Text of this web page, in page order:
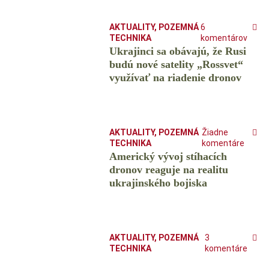
AKTUALITY, POZEMNÁ
TECHNIKA
6
komentárov
Ukrajinci sa obávajú, že Rusi
budú nové satelity „Rossvet“
využívať na riadenie dronov
AKTUALITY, POZEMNÁ
TECHNIKA
Žiadne
komentáre
Americký vývoj stíhacích
dronov reaguje na realitu
ukrajinského bojiska
AKTUALITY, POZEMNÁ
TECHNIKA
3
komentáre